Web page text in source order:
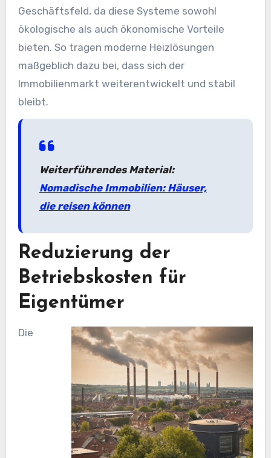
Geschäftsfeld, da diese Systeme sowohl
ökologische als auch ökonomische Vorteile
bieten. So tragen moderne Heizlösungen
maßgeblich dazu bei, dass sich der
Immobilienmarkt weiterentwickelt und stabil
bleibt.
Weiterführendes Material:
Nomadische Immobilien: Häuser,
die reisen können
Reduzierung der
Betriebskosten für
Eigentümer
Die